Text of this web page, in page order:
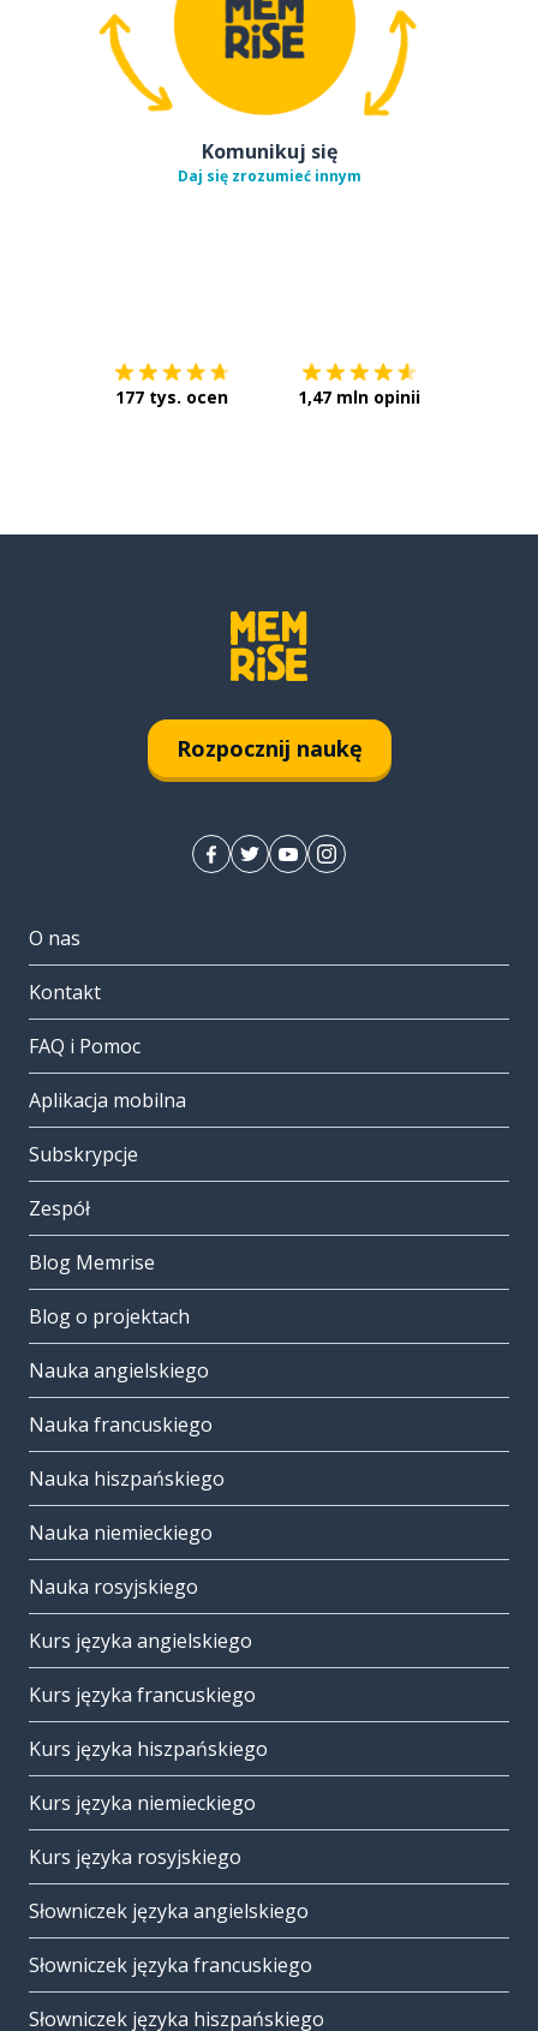
Komunikuj się
Daj się zrozumieć innym
177 tys. ocen 1,47 mln opinii
Rozpocznij naukę
O nas
Kontakt
FAQ i Pomoc
Aplikacja mobilna
Subskrypcje
Zespół
Blog Memrise
Blog o projektach
Nauka angielskiego
Nauka francuskiego
Nauka hiszpańskiego
Nauka niemieckiego
Nauka rosyjskiego
Kurs języka angielskiego
Kurs języka francuskiego
Kurs języka hiszpańskiego
Kurs języka niemieckiego
Kurs języka rosyjskiego
Słowniczek języka angielskiego
Słowniczek języka francuskiego
Słowniczek języka hiszpańskiego